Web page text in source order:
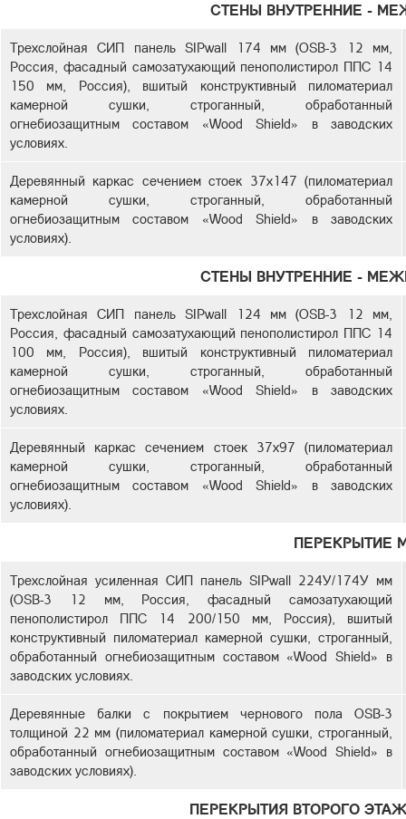
СТЕНЫ ВНУТРЕННИЕ -
Трехслойная СИП панель SIPwall 174 мм (OSB-3 12 мм,
Россия, фасадный самозатухающий пенополистирол ППС 14
150 мм, Россия), вшитый конструктивный пиломатериал
камерной сушки, строганный, обработанный
огнебиозащитным составом «Wood Shield» в заводских
условиях.
Деревянный каркас сечением стоек 37х147 (пиломатериал
камерной сушки, строганный, обработанный
огнебиозащитным составом «Wood Shield» в заводских
условиях).
СТЕНЫ ВНУТРЕННИЕ -
Трехслойная СИП панель SIPwall 124 мм (OSB-3 12 мм,
Россия, фасадный самозатухающий пенополистирол ППС 14
100 мм, Россия), вшитый конструктивный пиломатериал
камерной сушки, строганный, обработанный
огнебиозащитным составом «Wood Shield» в заводских
условиях.
Деревянный каркас сечением стоек 37х97 (пиломатериал
камерной сушки, строганный, обработанный
огнебиозащитным составом «Wood Shield» в заводских
условиях).
ПЕРЕКРЫТИЕ
Трехслойная усиленная СИП панель SIPwall 224У/174У мм
(OSB-3 12 мм, Россия, фасадный самозатухающий
пенополистирол ППС 14 200/150 мм, Россия), вшитый
конструктивный пиломатериал камерной сушки, строганный,
обработанный огнебиозащитным составом «Wood Shield» в
заводских условиях.
Деревянные балки с покрытием чернового пола OSB-3
толщиной 22 мм (пиломатериал камерной сушки, строганный,
обработанный огнебиозащитным составом «Wood Shield» в
заводских условиях).
ПЕРЕКРЫТИЯ ВТОРОГО